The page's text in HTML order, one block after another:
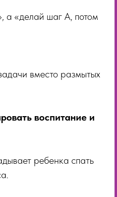
а «делай шаг А, потом
вместо размытых
воспитание и
ребенка спать